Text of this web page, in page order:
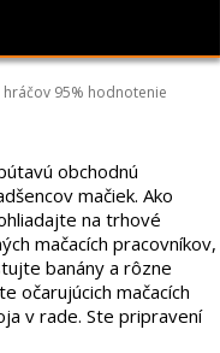
hráčov 95% hodnotenie
obchodnú
mačiek. Ako
na trhové
mačacích pracovníkov,
banány a rôzne
očarujúcich mačacích
v rade. Ste pripravení